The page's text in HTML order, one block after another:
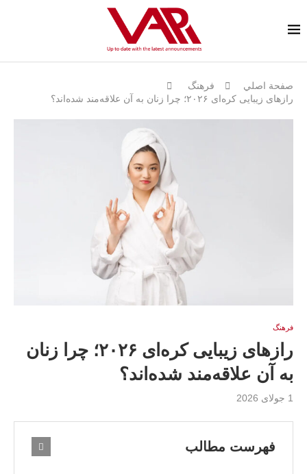
صفحة اصلي
فرهنگ
رازهای زیبایی کره‌ای ۲۰۲۶؛ چرا زنان به آن علاقه‌مند شده‌اند؟
فرهنگ
رازهای زیبایی کره‌ای ۲۰۲۶؛ چرا زنان
به آن علاقه‌مند شده‌اند؟
1 جولای 2026
فهرست مطالب